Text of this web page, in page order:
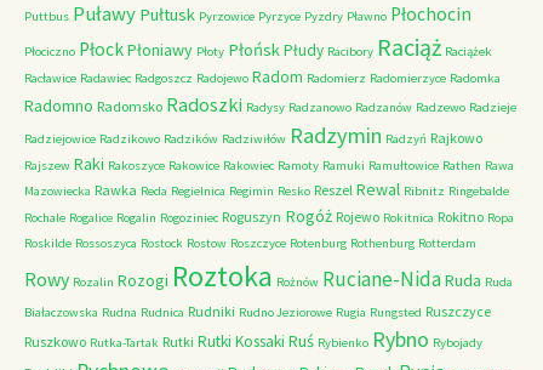
Puttbus Puławy Pułtusk Pyrzowice Pyrzyce Pyzdry Pławno Płochocin
Płociczno PłockPłoniawy Płoty PłońskPłudy Racibory Raciąż Raciążek
Racławice Radawiec Radgoszcz Radojewo Radom Radomierz Radomierzyce Radomka
Radomno Radomsko Radoszki Radysy Radzanowo Radzanów Radzewo Radzieje
Radziejowice Radzikowo Radzików Radziwiłów Radzymin Radzyń Rajkowo
Rajszew Raki Rakoszyce Rakowice Rakowiec Ramoty Ramuki Ramułtowice Rathen Rawa
Mazowiecka Rawka Reda Regielnica Regimin Resko Reszel Rewal Ribnitz Ringebalde
Rochale Rogalice Rogalin Rogoziniec Roguszyn Rogóż Rojewo Rokitnica Rokitno Ropa
Roskilde Rossoszyca Rostock Rostow Roszczyce Rotenburg Rothenburg Rotterdam
Rowy Rozalin Rozogi Roztoka Rożnów Ruciane-NidaRuda Ruda
Białaczowska Rudna Rudnica Rudniki Rudno Jeziorowe Rugia Rungsted Ruszczyce
Ruszkowo Rutka-Tartak Rutki Rutki Kossaki Ruś Rybienko Rybno Rybojady